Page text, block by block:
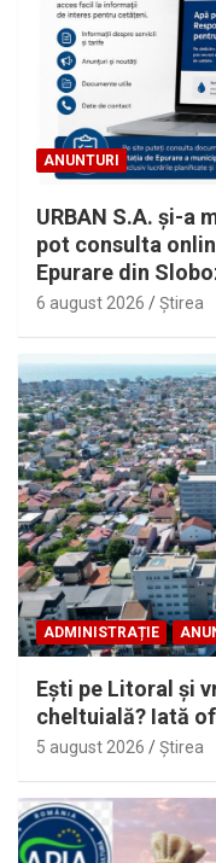
ANUNTURI
URBAN S.A. și-a
pot consulta
Epurare din
6 august 2026 Ştirea
ADMINISTRAȚIE
Eşti pe Litoral şi
cheltuială? Iată
5 august 2026 Ştirea